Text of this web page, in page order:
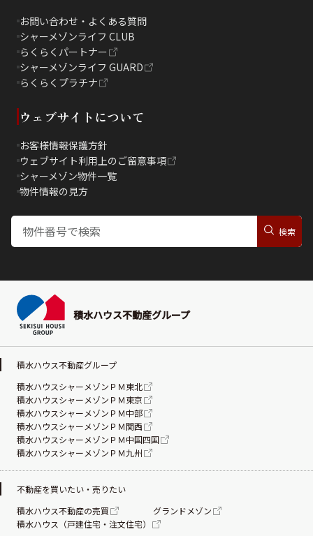
お問い合わせ・よくある質問
シャーメゾンライフ CLUB
らくらくパートナー
シャーメゾンライフ GUARD
らくらくプラチナ
ウェブサイトについて
お客様情報保護方針
ウェブサイト利用上のご留意事項
シャーメゾン物件一覧
物件情報の見方
積水ハウス不動産グループ
積水ハウス不動産グループ
積水ハウスシャーメゾンＰＭ東北
積水ハウスシャーメゾンＰＭ東京
積水ハウスシャーメゾンＰＭ中部
積水ハウスシャーメゾンＰＭ関西
積水ハウスシャーメゾンＰＭ中国四国
積水ハウスシャーメゾンＰＭ九州
不動産を買いたい・売りたい
積水ハウス不動産の売買
グランドメゾン
積水ハウス（戸建住宅・注文住宅）